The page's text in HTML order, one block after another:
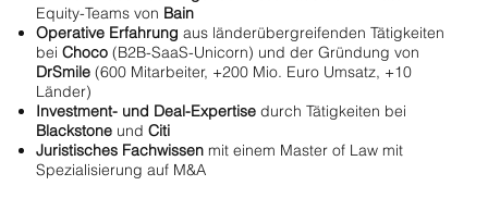
Andrea Biancardi
Vulturnus Capital 🇮🇹
Equity-Teams von Bain
Operative Erfahrung aus länderübergreifenden Tätigkeiten
bei Choco (B2B-SaaS-Unicorn) und der Gründung von
DrSmile (600 Mitarbeiter, +200 Mio. Euro Umsatz, +10
Länder)
Investment- und Deal-Expertisedurch Tätigkeiten bei
Blackstone und Citi
Juristisches Fachwissenmit einem Master of Law mit
Spezialisierung auf M&A